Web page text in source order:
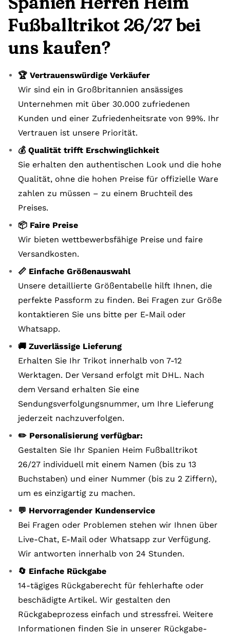
Fußballtrikot 26/27 bei
uns kaufen?
🏆 Vertrauenswürdige Verkäufer
Wir sind ein in Großbritannien ansässiges
Unternehmen mit über 30.000 zufriedenen
Kunden und einer Zufriedenheitsrate von 99%. Ihr
Vertrauen ist unsere Priorität.
💰 Qualität trifft Erschwinglichkeit
Sie erhalten den authentischen Look und die hohe
Qualität, ohne die hohen Preise für offizielle Ware
zahlen zu müssen – zu einem Bruchteil des
Preises.
📦 Faire Preise
Wir bieten wettbewerbsfähige Preise und faire
Versandkosten.
📏 Einfache Größenauswahl
Unsere detaillierte Größentabelle hilft Ihnen, die
perfekte Passform zu finden. Bei Fragen zur Größe
kontaktieren Sie uns bitte per E-Mail oder
Whatsapp.
🚚 Zuverlässige Lieferung
Erhalten Sie Ihr Trikot innerhalb von 7-12
Werktagen. Der Versand erfolgt mit DHL. Nach
dem Versand erhalten Sie eine
Sendungsverfolgungsnummer, um Ihre Lieferung
jederzeit nachzuverfolgen.
✏️ Personalisierung verfügbar:
Gestalten Sie Ihr Spanien Heim Fußballtrikot
26/27 individuell mit einem Namen (bis zu 13
Buchstaben) und einer Nummer (bis zu 2 Ziffern),
um es einzigartig zu machen.
💬 Hervorragender Kundenservice
Bei Fragen oder Problemen stehen wir Ihnen über
Live-Chat, E-Mail oder Whatsapp zur Verfügung.
Wir antworten innerhalb von 24 Stunden.
🔄 Einfache Rückgabe
14-tägiges Rückgaberecht für fehlerhafte oder
beschädigte Artikel. Wir gestalten den
Rückgabeprozess einfach und stressfrei. Weitere
Informationen finden Sie in unserer Rückgabe-